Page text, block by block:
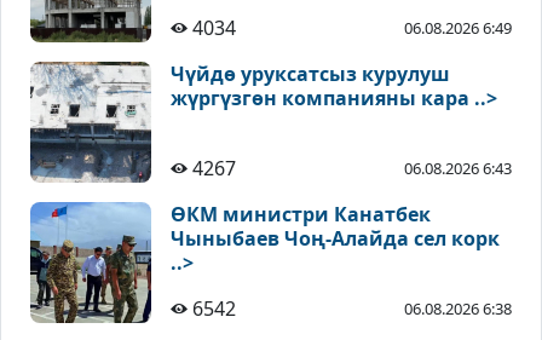
4034 06.08.2026 6:49
Чүйдө уруксатсыз курулуш
жүргүзгөн компанияны кара ..>
4267 06.08.2026 6:43
ӨКМ министри Канатбек
Чыныбаев Чоң-Алайда сел корк
..>
6542
06.08.2026 6:38